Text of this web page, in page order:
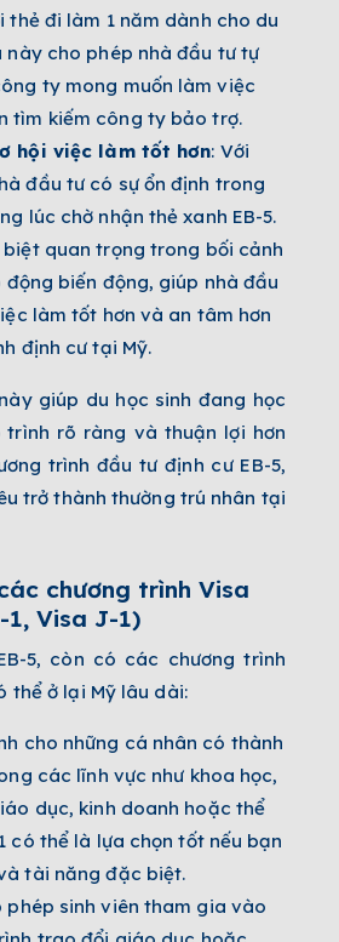
thẻ đi làm 1 năm dành cho du
này cho phép nhà đầu tư tự
ty mong muốn làm việc
tìm kiếm công ty bảo trợ.
hội việc làm tốt hơn: Với
đầu tư có sự ổn định trong
lúc chờ nhận thẻ xanh EB-5.
quan trọng trong bối cảnh
biến động, giúp nhà đầu
làm tốt hơn và an tâm hơn
định cư tại Mỹ.
giúp du học sinh đang học
rõ ràng và thuận lợi hơn
trình đầu tư định cư EB-5,
trở thành thường trú nhân tại
chương trình Visa
1, Visa J-1)
5, còn có các chương trình
thể ở lại Mỹ lâu dài:
cho những cá nhân có thành
các lĩnh vực như khoa học,
dục, kinh doanh hoặc thể
có thể là lựa chọn tốt nếu bạn
tài năng đặc biệt.
phép sinh viên tham gia vào